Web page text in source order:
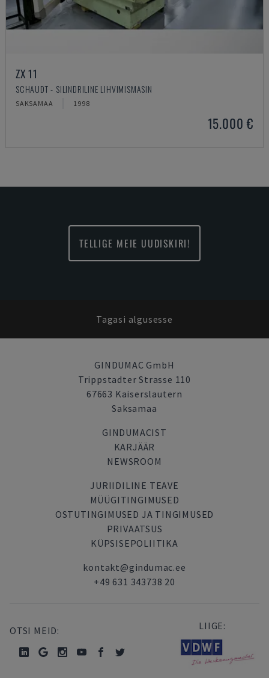
ZX 11
SCHAUDT - SILINDRILINE LIHVIMISMASIN
SAKSAMAA 1998
15.000 €
TELLIGE MEIE UUDISKIRI!
Tagasi algusesse
GINDUMAC GmbH
Trippstadter Strasse 110
67663 Kaiserslautern
Saksamaa
GINDUMACIST
KARJÄÄR
NEWSROOM
JURIIDILINE TEAVE
MÜÜGITINGIMUSED
OSTUTINGIMUSED JA TINGIMUSED
PRIVAATSUS
KÜPSISEPOLIITIKA
kontakt@gindumac.ee
+49 631 343738 20
OTSI MEID: LIIGE: